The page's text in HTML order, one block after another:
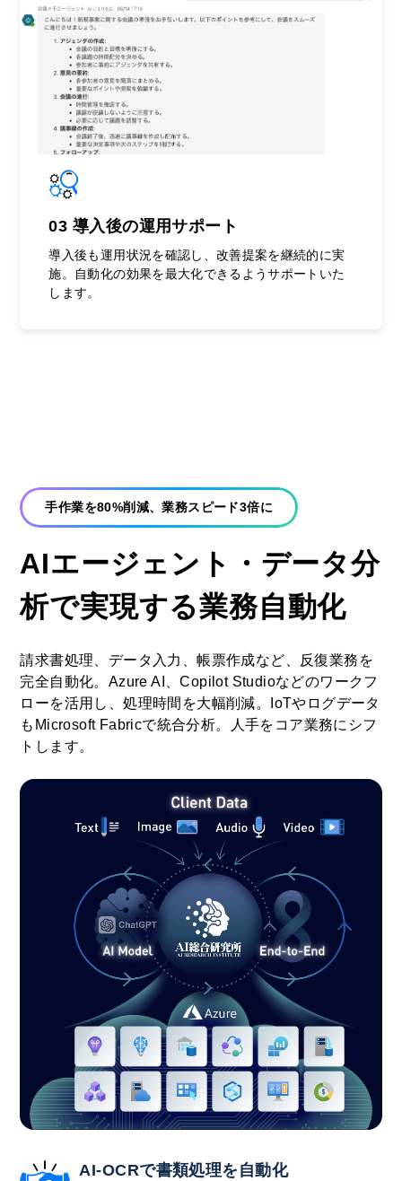
03 導入後の運用サポート
導入後も運用状況を確認し、改善提案を継続的に実
施。自動化の効果を最大化できるようサポートいた
します。
手作業を80%削減、業務スピード3倍に
AIエージェント・データ分
析で実現する業務自動化
請求書処理、データ入力、帳票作成など、反復業務を
完全自動化。Azure AI、Copilot Studioなどのワークフ
ローを活用し、処理時間を大幅削減。IoTやログデータ
もMicrosoft Fabricで統合分析。人手をコア業務にシフ
トします。
AI-OCRで書類処理を自動化